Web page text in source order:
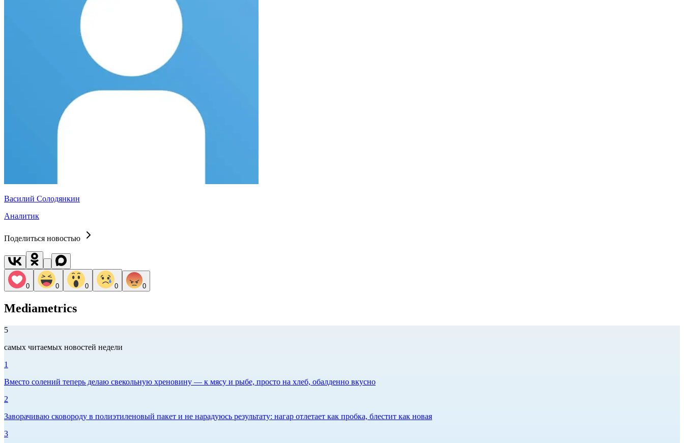
Василий Солодянкин
Аналитик
Поделиться новостью
0 0 0 0 0
Mediametrics
5
самых читаемых новостей недели
1
Вместо солений теперь делаю свекольную хреновину — к мясу и рыбе, просто на хлеб, обалденно вкусно
2
Заворачиваю сковороду в полиэтиленовый пакет и не нарадуюсь результату: нагар отлетает как пробка, блестит как новая
3